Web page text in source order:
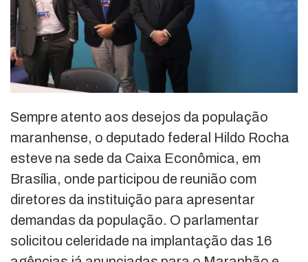
Sempre atento aos desejos da população
maranhense, o deputado federal Hildo Rocha
esteve na sede da Caixa Econômica, em
Brasília, onde participou de reunião com
diretores da instituição para apresentar
demandas da população. O parlamentar
solicitou celeridade na implantação das 16